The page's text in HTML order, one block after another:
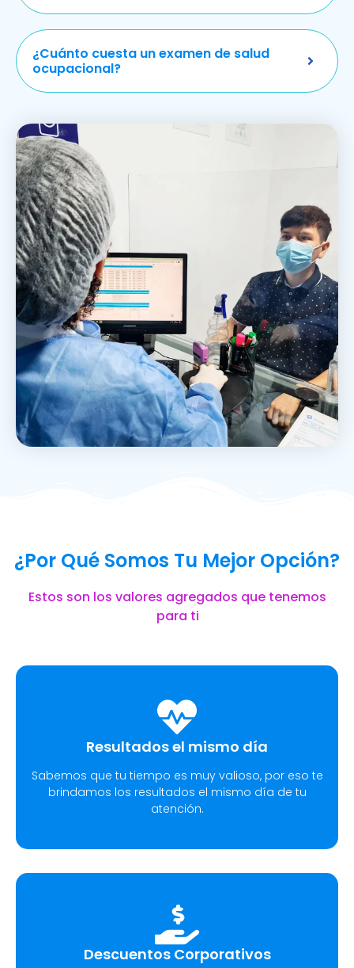
¿Cuánto cuesta un examen de salud
ocupacional?
¿Por Qué Somos Tu Mejor Opción?
Estos son los valores agregados que tenemos
para ti
Resultados el mismo día
Sabemos que tu tiempo es muy valioso, por eso te
brindamos los resultados el mismo día de tu
atención.
Descuentos Corporativos